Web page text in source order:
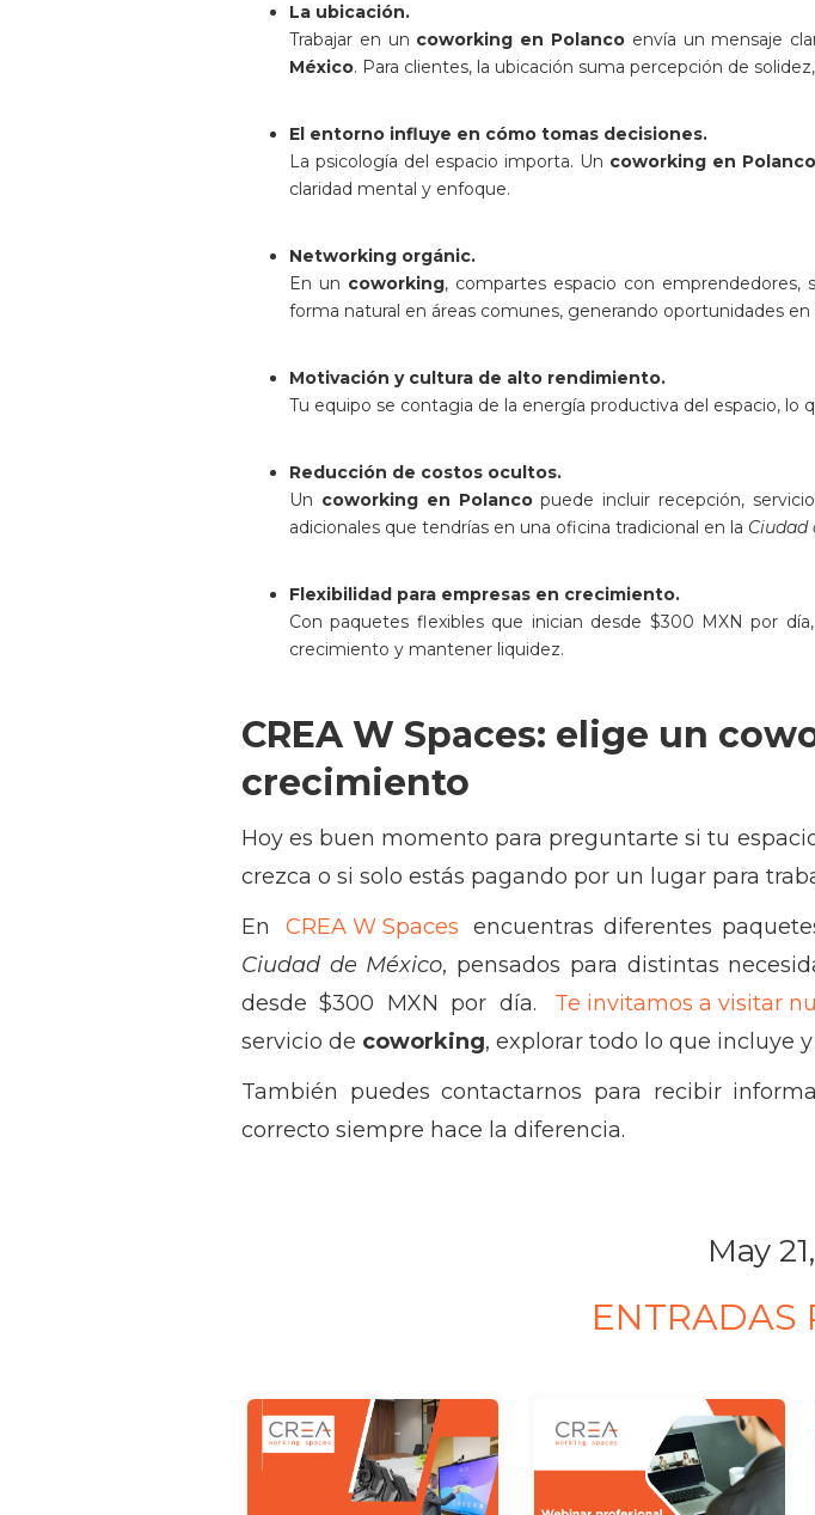
La ubicación.
Trabajar en un coworking en Polanco envía un mensaje
México. Para clientes, la ubicación suma percepción de
El entorno influye en cómo tomas decisiones.
La psicología del espacio importa. Un coworking en Polanco
claridad mental y enfoque.
Networking orgánic.
En un coworking, compartes espacio con emprendedores,
forma natural en áreas comunes, generando oportunidades en
Motivación y cultura de alto rendimiento.
Tu equipo se contagia de la energía productiva del espacio, lo
Reducción de costos ocultos.
Un coworking en Polancopuede incluir recepción,
adicionales que tendrías en una oficina tradicional en la Ciudad
Flexibilidad para empresas en crecimiento.
Con paquetes flexibles que inician desde $300 MXN por
crecimiento y mantener liquidez.
CREA W Spaces: elige un
crecimiento
Hoy es buen momento para preguntarte si tu
crezca o si solo estás pagando por un lugar para
En
CREA W Spaces encuentras diferentes
Ciudad de México, pensados para distintas
desde $300 MXN por día.
Te invitamos a visitar
servicio de coworking, explorar todo lo que incluye
También puedes contactarnos para recibir
correcto siempre hace la diferencia.
May
ENTRADAS